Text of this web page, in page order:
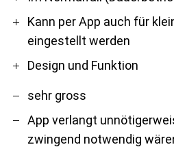
Kann per App auch für
eingestellt werden
Design und Funktion
sehr gross
App verlangt
zwingend notwendig